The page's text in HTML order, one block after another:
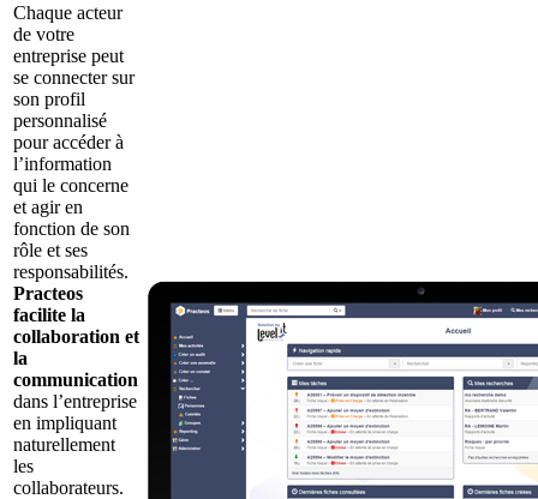
Chaque acteur
de votre
entreprise peut
se connecter sur
son profil
personnalisé
pour accéder à
l’information
qui le concerne
et agir en
fonction de son
rôle et ses
responsabilités.
Practeos
facilite la
collaboration et
la
communication
dans l’entreprise
en impliquant
naturellement
les
collaborateurs.